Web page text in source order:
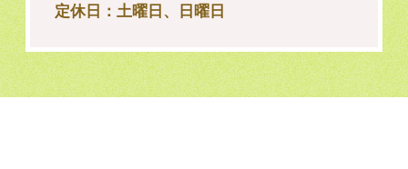
定休日：土曜日、日曜日